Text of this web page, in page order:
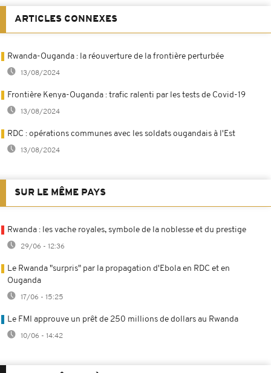
ARTICLES CONNEXES
Rwanda-Ouganda : la réouverture de la frontière perturbée
13/08/2024
Frontière Kenya-Ouganda : trafic ralenti par les tests de Covid-19
13/08/2024
RDC : opérations communes avec les soldats ougandais à l'Est
13/08/2024
SUR LE MÊME PAYS
Rwanda : les vache royales, symbole de la noblesse et du prestige
29/06 - 12:36
Le Rwanda "surpris" par la propagation d'Ebola en RDC et en
Ouganda
17/06 - 15:25
Le FMI approuve un prêt de 250 millions de dollars au Rwanda
10/06 - 14:42